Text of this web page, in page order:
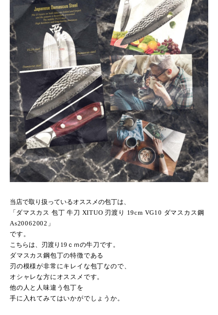
当店で取り扱っているオススメの包丁は、
「 ダマスカス 包丁 牛刀 XITUO 刃渡り 19cm VG10 ダマスカス鋼
As20062002 」
です。
こちらは、刃渡り 19 ｃｍの牛刀です。
ダマスカス鋼包丁の特徴である
刃の模様が非常にキレイな包丁なので、
オシャレな方にオススメです。
他の人と人味違う包丁を
手に入れてみてはいかがでしょうか。